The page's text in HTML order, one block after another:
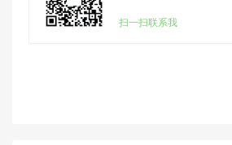
扫一扫联系我